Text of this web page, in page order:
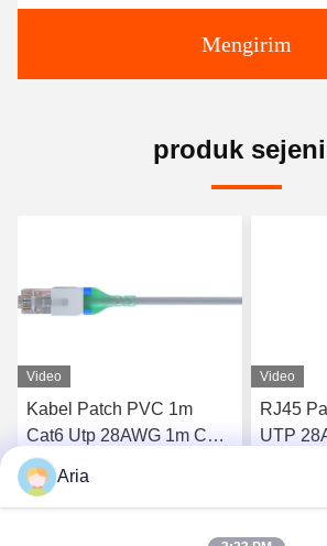
Mengirim
produk
Video
Kabel Patch PVC 1m
Cat6 Utp 28AWG 1m Cat6
Patch Cord
Dapatkan Harga Terbaik
Video
RJ45
UTP
Aria